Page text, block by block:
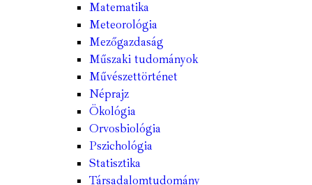
Matematika
Meteorológia
Mezőgazdaság
Műszaki tudományok
Művészettörténet
Néprajz
Ökológia
Orvosbiológia
Pszichológia
Statisztika
Társadalomtudomány